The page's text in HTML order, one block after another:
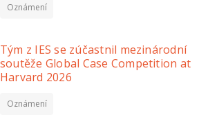
Oznámení
Tým z IES se zúčastnil mezinárodní
soutěže Global Case Competition at
Harvard 2026
Oznámení